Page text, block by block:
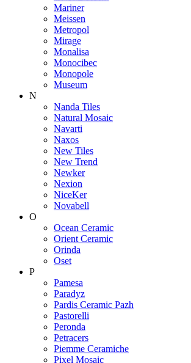
Mariner
Meissen
Metropol
Mirage
Monalisa
Monocibec
Monopole
Museum
N
Nanda Tiles
Natural Mosaic
Navarti
Naxos
New Tiles
New Trend
Newker
Nexion
NiceKer
Novabell
O
Ocean Ceramic
Orient Ceramic
Orinda
Oset
P
Pamesa
Paradyz
Pardis Ceramic Pazh
Pastorelli
Peronda
Petracers
Piemme Ceramiche
Pixel Mosaic